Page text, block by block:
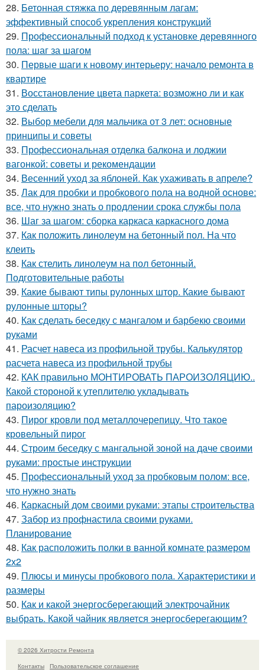
28. Бетонная стяжка по деревянным лагам:
эффективный способ укрепления конструкций
29. Профессиональный подход к установке деревянного
пола: шаг за шагом
30. Первые шаги к новому интерьеру: начало ремонта в
квартире
31. Восстановление цвета паркета: возможно ли и как
это сделать
32. Выбор мебели для мальчика от 3 лет: основные
принципы и советы
33. Профессиональная отделка балкона и лоджии
вагонкой: советы и рекомендации
34. Весенний уход за яблоней. Как ухаживать в апреле?
35. Лак для пробки и пробкового пола на водной основе:
все, что нужно знать о продлении срока службы пола
36. Шаг за шагом: сборка каркаса каркасного дома
37. Как положить линолеум на бетонный пол. На что
клеить
38. Как стелить линолеум на пол бетонный.
Подготовительные работы
39. Какие бывают типы рулонных штор. Какие бывают
рулонные шторы?
40. Как сделать беседку с мангалом и барбекю своими
руками
41. Расчет навеса из профильной трубы. Калькулятор
расчета навеса из профильной трубы
42. КАК правильно МОНТИРОВАТЬ ПАРОИЗОЛЯЦИЮ..
Какой стороной к утеплителю укладывать
пароизоляцию?
43. Пирог кровли под металлочерепицу. Что такое
кровельный пирог
44. Строим беседку с мангальной зоной на даче своими
руками: простые инструкции
45. Профессиональный уход за пробковым полом: все,
что нужно знать
46. Каркасный дом своими руками: этапы строительства
47. Забор из профнастила своими руками.
Планирование
48. Как расположить полки в ванной комнате размером
2х2
49. Плюсы и минусы пробкового пола. Характеристики и
размеры
50. Как и какой энергосберегающий электрочайник
выбрать. Какой чайник является энергосберегающим?
© 2026 Хитрости Ремонта
Контакты
Пользовательское соглашение